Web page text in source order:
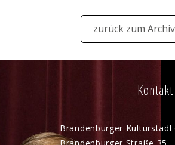
zurück zum Archiv
Kontakt
Brandenburger Kulturstadl